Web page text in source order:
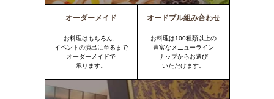
オーダーメイド
お料理はもちろん、
イベントの演出に至るまで
オーダーメイドで
承ります。
オードブル組み合わせ
お料理は100種類以上の
豊富なメニューライン
ナップからお選び
いただけます。